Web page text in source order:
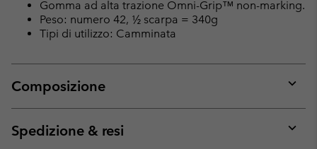
Gomma ad alta trazione Omni-Grip™ non-marking.
Peso: numero 42, ½ scarpa = 340g
Tipi di utilizzo: Camminata
Composizione
or
Spedizione & resi